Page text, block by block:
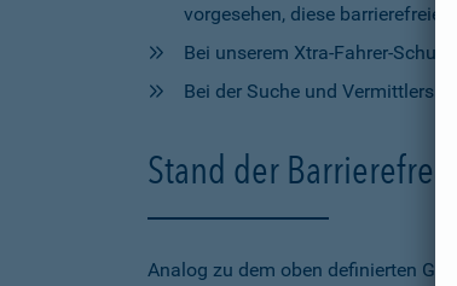
vorgesehen, diese barrierefreien
Bei unserem Xtra-Fahrer-
Bei der Suche und
Stand der
Analog zu dem oben definierten